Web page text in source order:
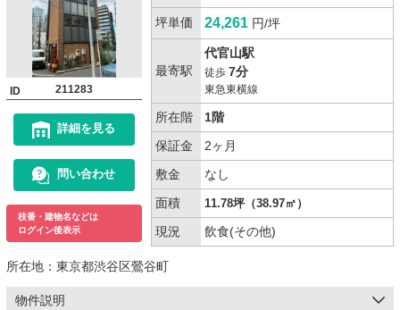
ID 211283
詳細を見る
問い合わせ
枝番・建物名などは
ログイン後表示
坪単価 24,261 円/坪
最寄駅
代官山駅
徒歩 7分
東急東横線
所在階
1階
保証金
2ヶ月
敷金
なし
面積
11.78坪（38.97㎡）
現況 飲食(その他)
所在地： 東京都渋谷区鶯谷町
物件説明